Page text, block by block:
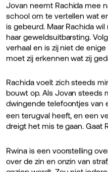
Jovan neemt Rachida mee
school om te vertellen wat
is gebeurd. Maar Rachida
haar geweldsuitbarsting.
verhaal en is zij niet de
moet zij erkennen wat zij
Rachida voelt zich steeds
bouwt op. Als Jovan steeds
dwingende telefoontjes van
een terugval heeft, en een
dreigt het mis te gaan. Gaat
Rwina is een voorstelling
over de zin en onzin van